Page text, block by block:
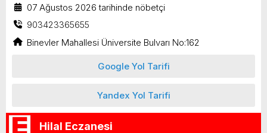
07 Ağustos 2026 tarihinde nöbetçi
903423365655
Binevler Mahallesi Üniversite Bulvarı No:162
Google Yol Tarifi
Yandex Yol Tarifi
Hilal Eczanesi